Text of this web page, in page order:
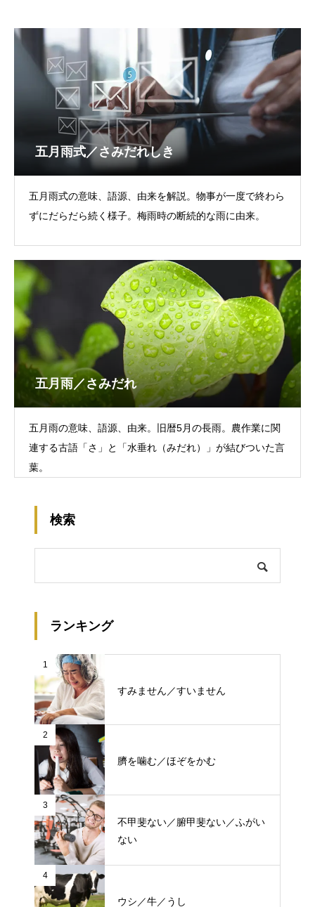
五月雨式／さみだれしき
五月雨式の意味、語源、由来を解説。物事が一度で終わら
ずにだらだら続く様子。梅雨時の断続的な雨に由来。
五月雨／さみだれ
五月雨の意味、語源、由来。旧暦5月の長雨。農作業に関
連する古語「さ」と「水垂れ（みだれ）」が結びついた言
葉。
検索
ランキング
1
すみません／すいません
2
臍を噛む／ほぞをかむ
3
不甲斐ない／腑甲斐ない／ふがい
ない
4
ウシ／牛／うし